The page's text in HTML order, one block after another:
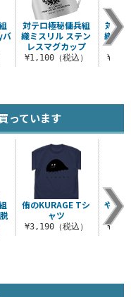
バ
対テロ極秘傭兵組
織ミスリル ステン
レスマグカップ
¥1,100（税込）
対テ
織ミ
っています
侑のKURAGE Tシ
ャツ
¥3,190（税込）
やが
ー